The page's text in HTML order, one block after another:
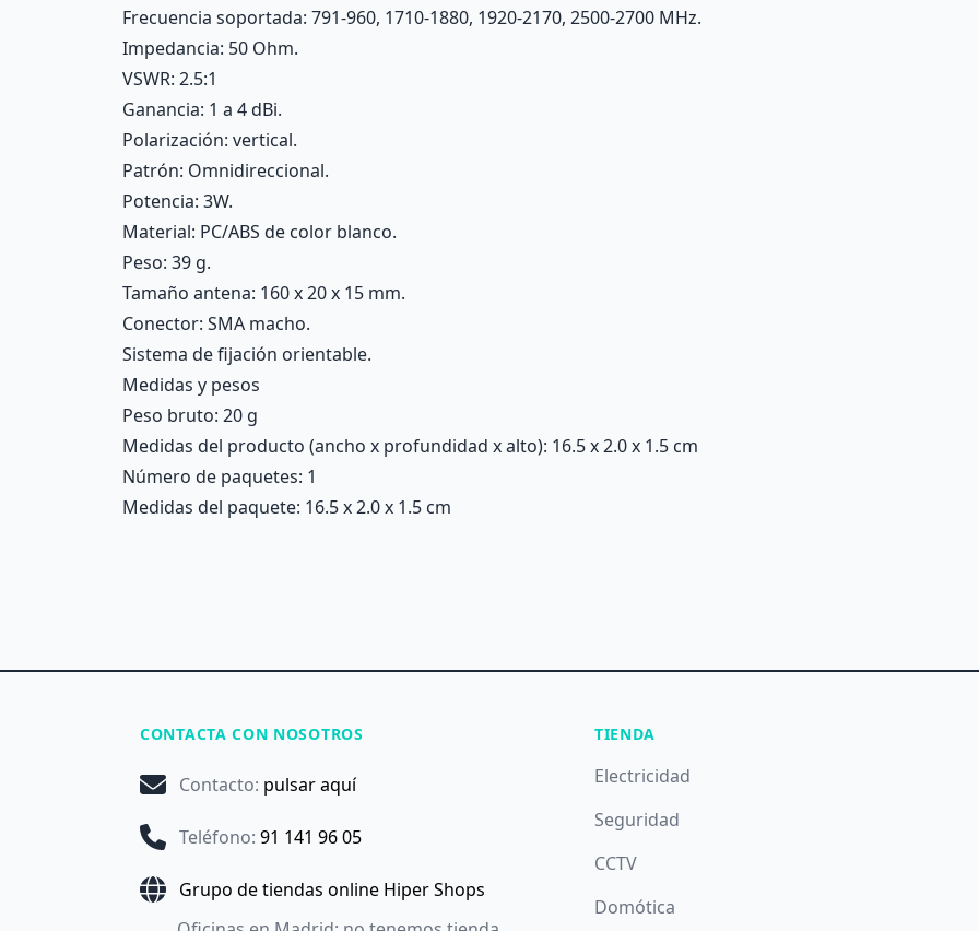
Frecuencia soportada: 791-960, 1710-1880, 1920-2170, 2500-2700 MHz.
Impedancia: 50 Ohm.
VSWR: 2.5:1
Ganancia: 1 a 4 dBi.
Polarización: vertical.
Patrón: Omnidireccional.
Potencia: 3W.
Material: PC/ABS de color blanco.
Peso: 39 g.
Tamaño antena: 160 x 20 x 15 mm.
Conector: SMA macho.
Sistema de fijación orientable.
Medidas y pesos
Peso bruto: 20 g
Medidas del producto (ancho x profundidad x alto): 16.5 x 2.0 x 1.5 cm
Número de paquetes: 1
Medidas del paquete: 16.5 x 2.0 x 1.5 cm
CONTACTA CON NOSOTROS
Contacto: pulsar aquí
Teléfono: 91 141 96 05
Grupo de tiendas online Hiper Shops
TIENDA
Electricidad
Seguridad
CCTV
Domótica